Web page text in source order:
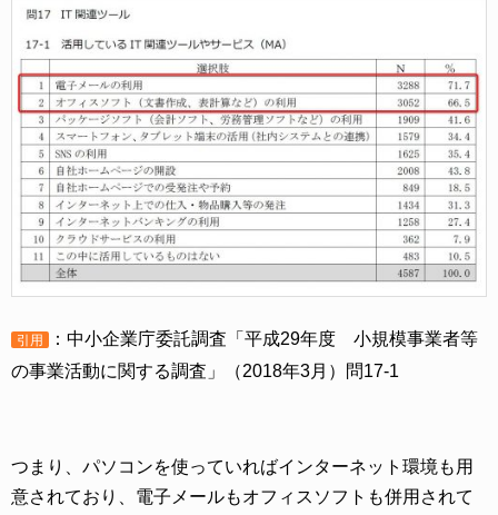
引用
：中小企業庁委託調査「平成29年度 小規模事業者等
の事業活動に関する調査」（2018年3月）問17-1
つまり、パソコンを使っていればインターネット環境も用
意されており、電子メールもオフィスソフトも併用されて